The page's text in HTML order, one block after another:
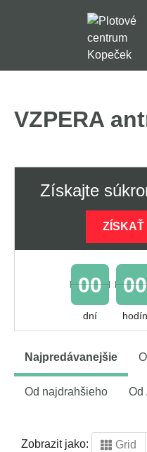
VZPERA
Získajte
ZÍSKAŤ
00
dní
00
hodín
Najpredávanejšie
Od najdrahšieho Od
Zobrazit jako: Grid